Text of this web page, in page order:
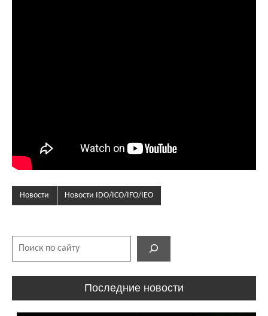
Новости Новости IDO/ICO/IFO/IEO
Последние новости